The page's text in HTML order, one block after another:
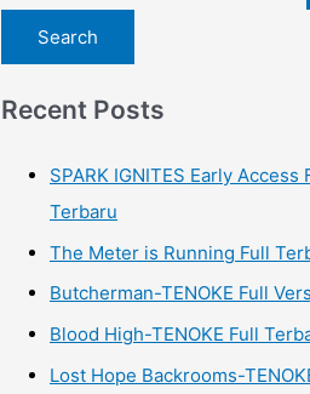
e
c
Recent Posts
SPARK IGNITES Early Access
Terbaru
The Meter is Running Full
Butcherman-TENOKE Full
Blood High-TENOKE Full
Lost Hope Backrooms-